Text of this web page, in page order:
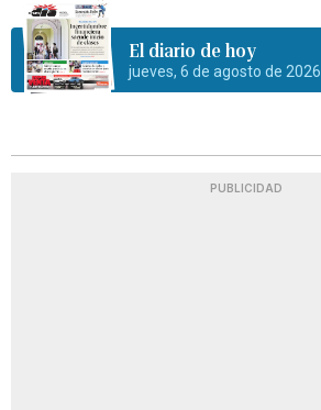
El diario de hoy
jueves, 6 de agosto de 2026
PUBLICIDAD